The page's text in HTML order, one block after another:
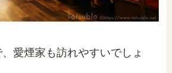
愛煙家も訪れやすいでしょ